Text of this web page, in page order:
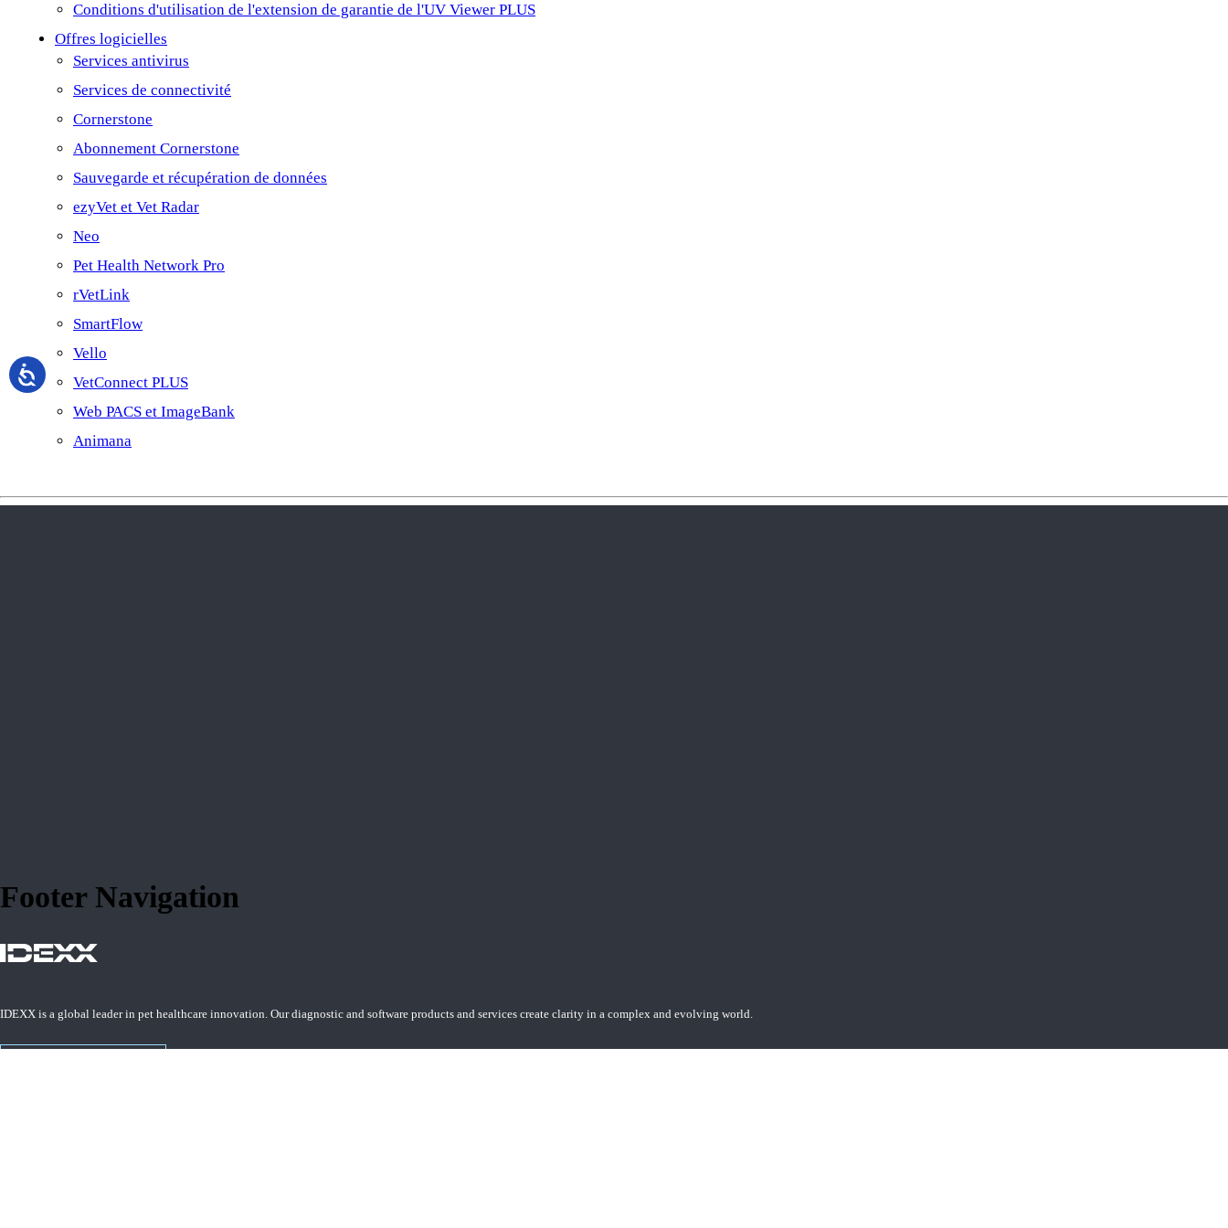
Conditions d'utilisation de l'extension de garantie de l'UV Viewer PLUS
Offres logicielles
Services antivirus
Services de connectivité
Cornerstone
Abonnement Cornerstone
Sauvegarde et récupération de données
ezyVet et Vet Radar
Neo
Pet Health Network Pro
rVetLink
SmartFlow
Vello
VetConnect PLUS
Web PACS et ImageBank
Animana
Footer Navigation
IDEXX is a global leader in pet healthcare innovation. Our diagnostic and software products and services create clarity in a complex and evolving world.